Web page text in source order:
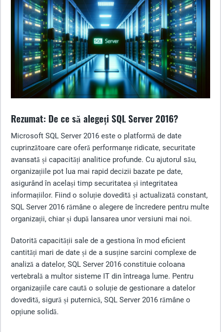
Rezumat: De ce să alegeți SQL Server 2016?
Microsoft SQL Server 2016 este o platformă de date
cuprinzătoare care oferă performanțe ridicate, securitate
avansată și capacități analitice profunde. Cu ajutorul său,
organizațiile pot lua mai rapid decizii bazate pe date,
asigurând în același timp securitatea și integritatea
informațiilor. Fiind o soluție dovedită și actualizată constant,
SQL Server 2016 rămâne o alegere de încredere pentru multe
organizații, chiar și după lansarea unor versiuni mai noi.
Datorită capacității sale de a gestiona în mod eficient
cantități mari de date și de a susține sarcini complexe de
analiză a datelor, SQL Server 2016 constituie coloana
vertebrală a multor sisteme IT din întreaga lume. Pentru
organizațiile care caută o soluție de gestionare a datelor
dovedită, sigură și puternică, SQL Server 2016 rămâne o
opțiune solidă.